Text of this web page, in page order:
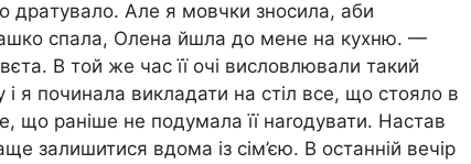
дpaтувало. Але я мовчки зносила, аби
спала, Олена йшла до мене на кухню. —
В той же час її очі висловлювали такий
я починала викладати на стіл все, що стояло в
що раніше не подумала її наrодувати. Настав
залишитися вдома із сім’єю. В останній вечір